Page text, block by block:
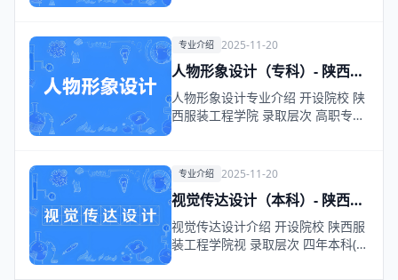
专业介绍 2025-11-20
人物形象设计（专科）- 陕西服
装工程学院
人物形象设计专业介绍 开设院校 陕
西服装工程学院 录取层次 高职专科
专业介绍 2025-11-20
视觉传达设计（本科）- 陕西服
装工程学院
视觉传达设计介绍 开设院校 陕西服
装工程学院视 录取层次 四年本科(普